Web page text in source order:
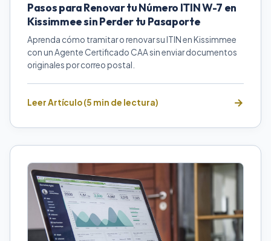
Pasos para Renovar tu Número ITIN W-7 en
Kissimmee sin Perder tu Pasaporte
Aprenda cómo tramitar o renovar su ITIN en Kissimmee
con un Agente Certificado CAA sin enviar documentos
originales por correo postal.
Leer Artículo (5 min de lectura)